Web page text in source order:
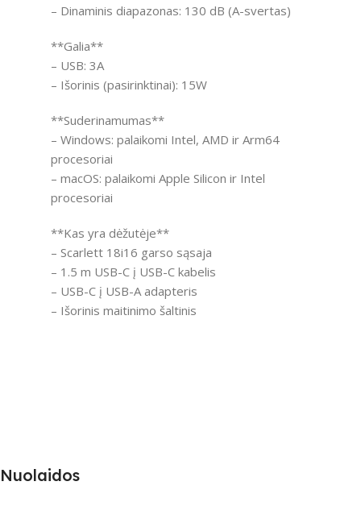
– Dinaminis diapazonas: 130 dB (A-svertas)
**Galia**
– USB: 3A
– Išorinis (pasirinktinai): 15W
**Suderinamumas**
– Windows: palaikomi Intel, AMD ir Arm64
procesoriai
– macOS: palaikomi Apple Silicon ir Intel
procesoriai
**Kas yra dėžutėje**
– Scarlett 18i16 garso sąsaja
– 1.5 m USB-C į USB-C kabelis
– USB-C į USB-A adapteris
– Išorinis maitinimo šaltinis
Nuolaidos